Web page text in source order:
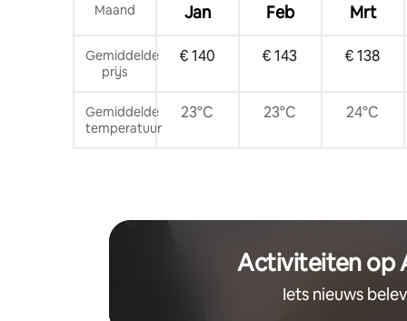
Maand Jan Feb Mrt
Gemiddelde
prijs
€ 140 € 143 € 138
Gemiddelde
temperatuur
23°C 23°C 24°C
Activiteiten op
Iets nieuws